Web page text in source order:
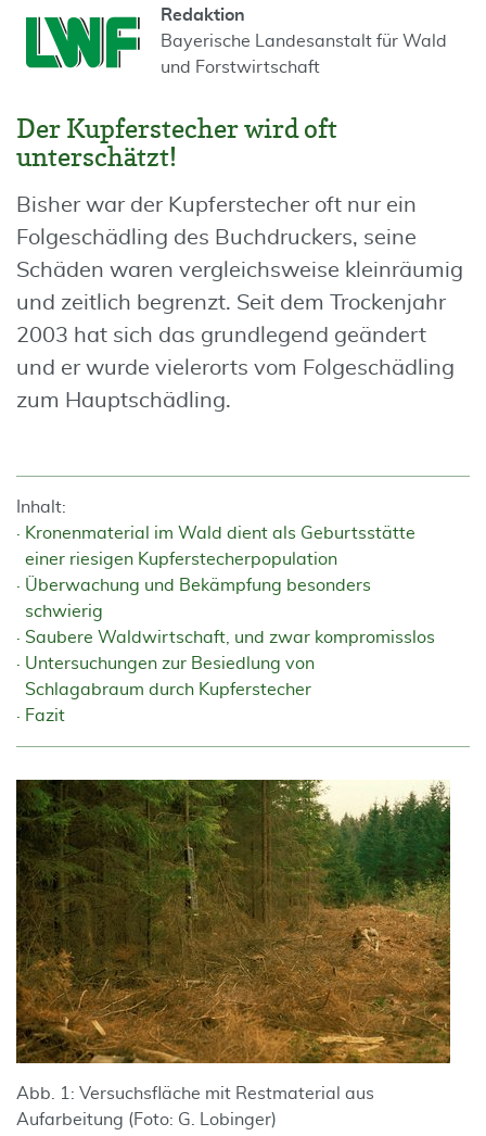
Redaktion
Bayerische Landesanstalt für Wald
und Forstwirtschaft
Der Kupferstecher wird oft
unterschätzt!
Bisher war der Kupferstecher oft nur ein
Folgeschädling des Buchdruckers, seine
Schäden waren vergleichsweise kleinräumig
und zeitlich begrenzt. Seit dem Trockenjahr
2003 hat sich das grundlegend geändert
und er wurde vielerorts vom Folgeschädling
zum Hauptschädling.
Inhalt:
Kronenmaterial im Wald dient als Geburtsstätte
einer riesigen Kupferstecherpopulation
Überwachung und Bekämpfung besonders
schwierig
Saubere Waldwirtschaft, und zwar kompromisslos
Untersuchungen zur Besiedlung von
Schlagabraum durch Kupferstecher
Fazit
Abb. 1: Versuchsfläche mit Restmaterial aus
Aufarbeitung (Foto: G. Lobinger)